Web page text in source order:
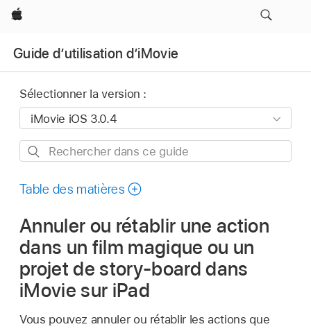
Apple
Guide d’utilisation d’iMovie
Sélectionner la version :
Rechercher
ce
Table des matières
Annuler ou rétablir une action
dans un film magique ou un
projet de story-board dans
iMovie sur iPad
Vous pouvez annuler ou rétablir les actions que